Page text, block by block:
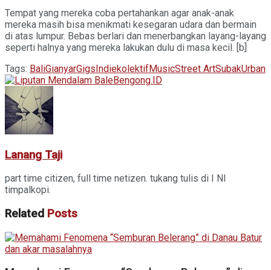
Tempat yang mereka coba pertahankan agar anak-anak
mereka masih bisa menikmati kesegaran udara dan bermain
di atas lumpur. Bebas berlari dan menerbangkan layang-layang
seperti halnya yang mereka lakukan dulu di masa kecil. [b]
Tags: BaliGianyarGigsIndiekolektifMusicStreet ArtSubakUrban
Lanang Taji
part time citizen, full time netizen. tukang tulis di I NI
timpalkopi.
Related Posts